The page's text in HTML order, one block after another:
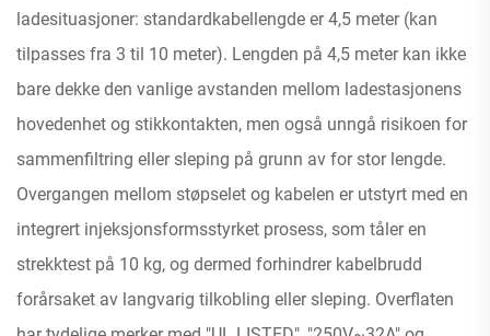
ladesituasjoner: standardkabellengde er 4,5 meter (kan
tilpasses fra 3 til 10 meter). Lengden på 4,5 meter kan ikke
bare dekke den vanlige avstanden mellom ladestasjonens
hovedenhet og stikkontakten, men også unngå risikoen for
sammenfiltring eller sleping på grunn av for stor lengde.
Overgangen mellom støpselet og kabelen er utstyrt med en
integrert injeksjonsformsstyrket prosess, som tåler en
strekktest på 10 kg, og dermed forhindrer kabelbrudd
forårsaket av langvarig tilkobling eller sleping. Overflaten